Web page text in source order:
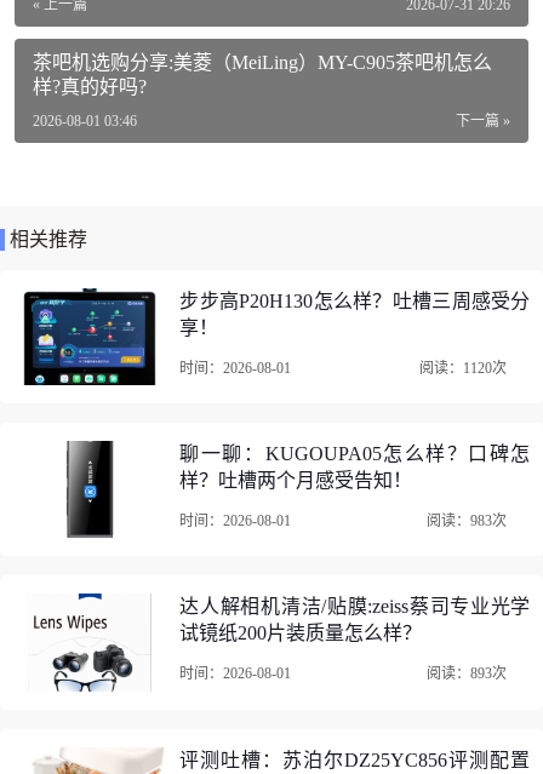
商品毛重：1.25kg
材质：碳纤维
云台类型：球型云台
商品承重：5kg-10kg(含)
适用场景：直播，摄影，摄像
曼比利（Manbily）YS-254三脚架/云台口碑评价
稳定，重量比较轻，脚管伸缩丝滑不会卡顿，球形云台调整
相机角度也非常方便。整体质感不错，没有廉价感，而且给
了一个能背的袋子，收纳和外出携带都很方便。回复关闭 有
« 上一篇 2026-07-31 20:26
茶吧机选购分享:美菱（MeiLing）MY-C905茶吧机怎么
样?真的好吗?
下一篇 »
2026-08-01 03:46
相关推荐
步步高P20H130怎么样？吐槽三周感受分
享！
时间：2026-08-01 阅读：1120次
聊一聊：KUGOUPA05怎么样？口碑怎
样？吐槽两个月感受告知！
时间：2026-08-01 阅读：983次
达人解相机清洁/贴膜:zeiss蔡司专业光学
试镜纸200片装质量怎么样？
时间：2026-08-01 阅读：893次
评测吐槽：苏泊尔DZ25YC856评测配置